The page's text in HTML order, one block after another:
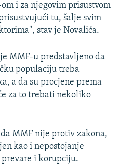
i za njegovim prisustvom
tu, šalje svim
stav je Novalića.
MMF-u predstavljeno da
populaciju treba
a da su procjene prema
za to trebati nekoliko
MMF nije protiv zakona,
kao i nepostojanje
prevare i korupciju.